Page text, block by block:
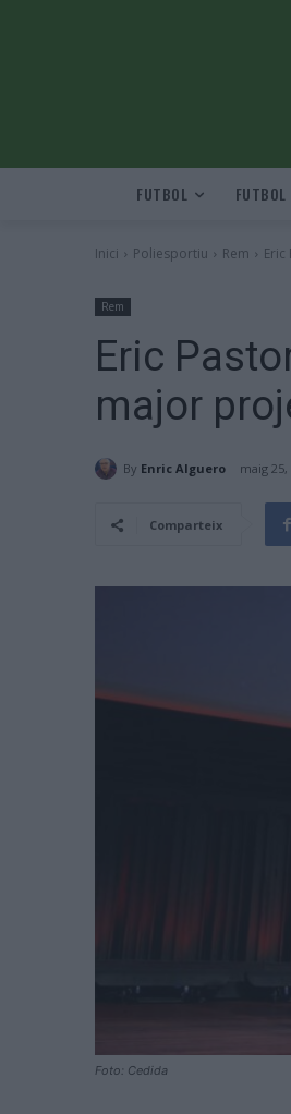
FUTBOL FUTBOL
Inici Poliesportiu Rem
Rem
Eric
major
By Enric Alguero maig 25,
Comparteix
Foto: Cedida